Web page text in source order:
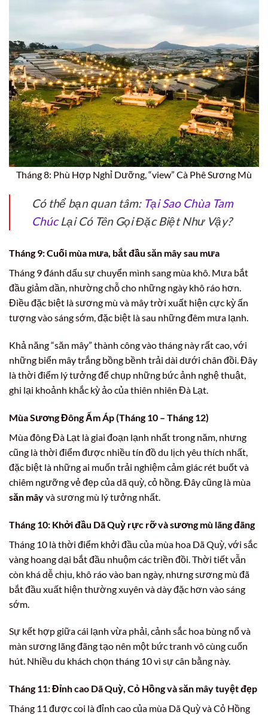
Tháng 8: Phù Hợp Nghỉ Dưỡng, “view” Cà Phê Sương Mù
Có thể bạn quan tâm: Tại Sao Chùa Tam
ChúcLại Có Tên Gọi Đặc Biệt Như Vậy?
Tháng 9: Cuối mùa mưa, bắt đầu săn mây sau mưa
Tháng 9 đánh dấu sự chuyển mình sang mùa khô. Mưa bắt
đầu giảm dần, nhường chỗ cho những ngày khô ráo hơn.
Điều đặc biệt là sương mù và mây trời xuất hiện cực kỳ ấn
tượng vào sáng sớm, đặc biệt là sau những đêm mưa lạnh.
Khả năng “săn mây” thành công vào tháng này rất cao, với
những biển mây trắng bồng bềnh trải dài dưới chân đồi. Đây
là thời điểm lý tưởng để chụp những bức ảnh nghệ thuật,
ghi lại khoảnh khắc kỳ ảo của thiên nhiên Đà Lạt.
Mùa Sương Đông Ấm Áp (Tháng 10 – Tháng 12)
Mùa đông Đà Lạt là giai đoạn lạnh nhất trong năm, nhưng
cũng là thời điểm được nhiều tín đồ du lịch yêu thích nhất,
đặc biệt là những ai muốn trải nghiệm cảm giác rét buốt và
chiêm ngưỡng vẻ đẹp của dã quỳ, cỏ hồng. Đây cũng là mùa
săn mâyvà sương mù lý tưởng nhất.
Tháng 10: Khởi đầu Dã Quỳ rực rỡ và sương mù lãng đãng
Tháng 10 là thời điểm khởi đầu của mùa hoa Dã Quỳ, với sắc
vàng hoang dại bắt đầu nhuộm các triền đồi. Thời tiết vẫn
còn khá dễ chịu, khô ráo vào ban ngày, nhưng sương mù đã
bắt đầu xuất hiện thường xuyên và dày đặc hơn vào sáng
sớm.
Sự kết hợp giữa cái lạnh vừa phải, cảnh sắc hoa bùng nổ và
màn sương lãng đãng tạo nên một bức tranh vô cùng cuốn
hút. Nhiều du khách chọn tháng 10 vì sự cân bằng này.
Tháng 11: Đỉnh cao Dã Quỳ, Cỏ Hồng và săn mây tuyệt đẹp
Tháng 11 được coi là đỉnh cao của mùa Dã Quỳ và Cỏ Hồng